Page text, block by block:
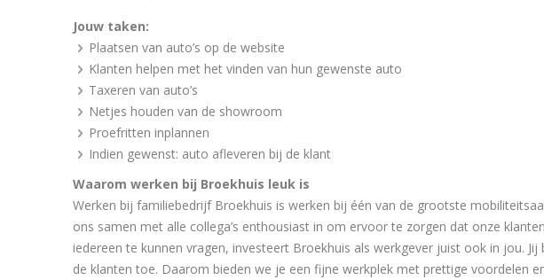
Jouw taken:
Plaatsen van auto’s op de website
Klanten helpen met het vinden van hun gewenste auto
Taxeren van auto’s
Netjes houden van de showroom
Proefritten inplannen
Indien gewenst: auto afleveren bij de klant
Waarom werken bij Broekhuis leuk is
Werken bij familiebedrijf Broekhuis is werken bij één van de grootste
ons samen met alle collega’s enthousiast in om ervoor te zorgen dat onze
iedereen te kunnen vragen, investeert Broekhuis als werkgever juist ook in jou.
de klanten toe. Daarom bieden we je een fijne werkplek met prettige voordelen